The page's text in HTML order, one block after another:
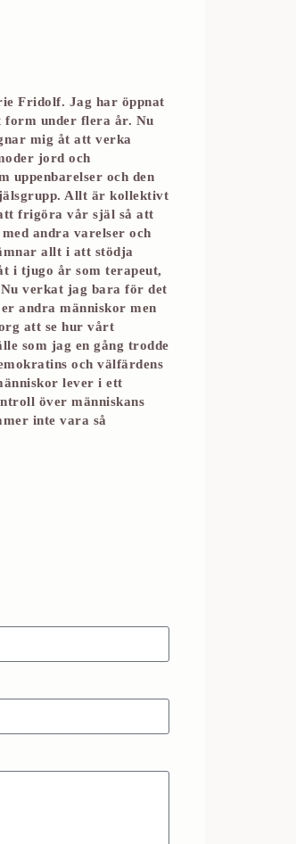
Fridolf. Jag har öppnat
form under flera år. Nu
mig åt att verka
jord och
uppenbarelser och den
Allt är kollektivt
frigöra vår själ så att
andra varelser och
allt i att stödja
i tjugo år som terapeut,
verkat jag bara för det
andra människor men
att se hur vårt
som jag en gång trodde
och välfärdens
lever i ett
över människans
inte vara så